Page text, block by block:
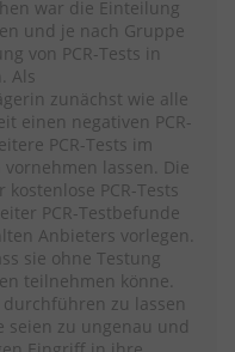
war die Einteilung
und je nach Gruppe
von PCR-Tests in
Als
zunächst wie alle
einen negativen PCR-
PCR-Tests im
lassen. Die
PCR-Tests
PCR-Testbefunde
Anbieters vorlegen.
sie ohne Testung
teilnehmen könne.
durchführen zu lassen
seien zu ungenau und